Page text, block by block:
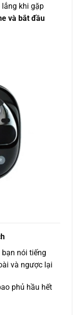
lắng khi gặp
và bắt đầu
nói tiếng
và ngược lại
phủ hầu hết